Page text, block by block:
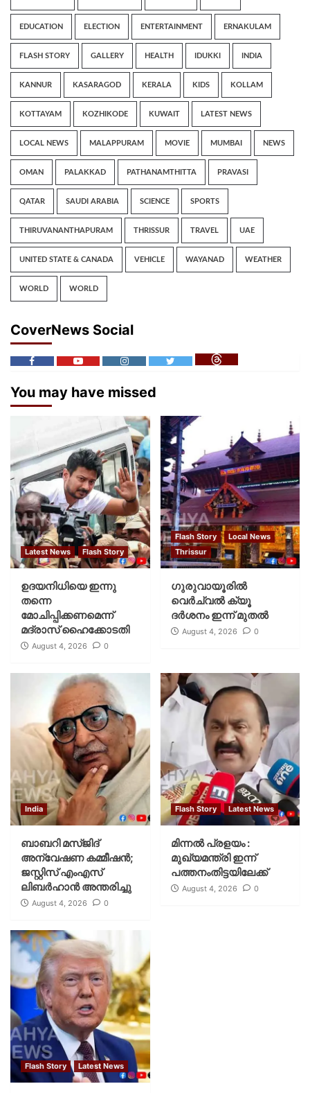
EDUCATION ELECTION ENTERTAINMENT ERNAKULAM
FLASH STORY GALLERY HEALTH IDUKKI INDIA
KANNUR KASARAGOD KERALA KIDS KOLLAM
KOTTAYAM KOZHIKODE KUWAIT LATEST NEWS
LOCAL NEWS MALAPPURAM MOVIE MUMBAI NEWS
OMAN PALAKKAD PATHANAMTHITTA PRAVASI
QATAR SAUDI ARABIA SCIENCE SPORTS
THIRUVANANTHAPURAM THRISSUR TRAVEL UAE
UNITED STATE & CANADA VEHICLE WAYANAD WEATHER
WORLD WORLD
CoverNews Social
You may have missed
Latest News Flash Story
ഉദയനിധിയെ ഇന്നു
തന്നെ
മോചിപ്പിക്കണമെന്ന്
മദ്രാസ് ഹൈക്കോടതി
August 4, 2026 0
Flash Story
Local News
Thrissur
ഗുരുവായൂരില്‍
വെര്‍ച്വല്‍ ക്യൂ
ദര്‍ശനം ഇന്ന് മുതല്‍
August 4, 2026 0
India
ബാബറി മസ്ജിദ്
അന്വേഷണ കമ്മീഷന്‍;
ജസ്റ്റിസ് എംഎസ്
ലിബര്‍ഹാന്‍ അന്തരിച്ചു
August 4, 2026 0
Flash Story Latest News
മിന്നല്‍ പ്രളയം :
മുഖ്യമന്ത്രി ഇന്ന്
പത്തനംതിട്ടയിലേക്ക്
August 4, 2026 0
Flash Story Latest News